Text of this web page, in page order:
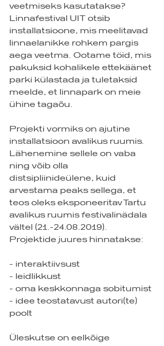
veetmiseks kasutatakse?
Linnafestival UIT otsib
installatsioone, mis meelitavad
linnaelanikke rohkem pargis
aega veetma. Ootame töid, mis
pakuksid kohalikele ettekäänet
parki külastada ja tuletaksid
meelde, et linnapark on meie
ühine tagaõu.
Projekti vormiks on ajutine
installatsioon avalikus ruumis.
Lähenemine sellele on vaba
ning võib olla
distsipliinideülene, kuid
arvestama peaks sellega, et
teos oleks eksponeeritav Tartu
avalikus ruumis festivalinädala
vältel (21.-24.08.2019).
Projektide juures hinnatakse:
- interaktiivsust
- leidlikkust
- oma keskkonnaga sobitumist
- idee teostatavust autori(te)
poolt
Üleskutse on eelkõige